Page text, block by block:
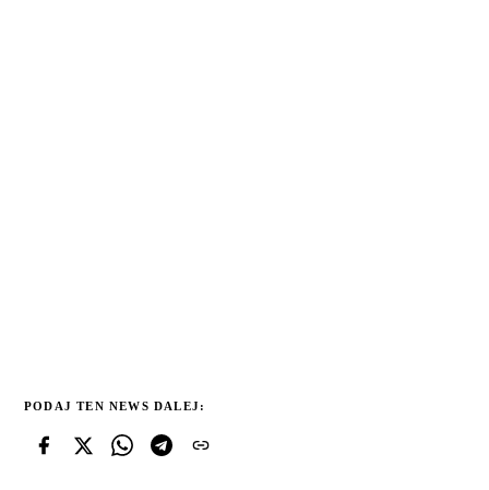
PODAJ TEN NEWS DALEJ: